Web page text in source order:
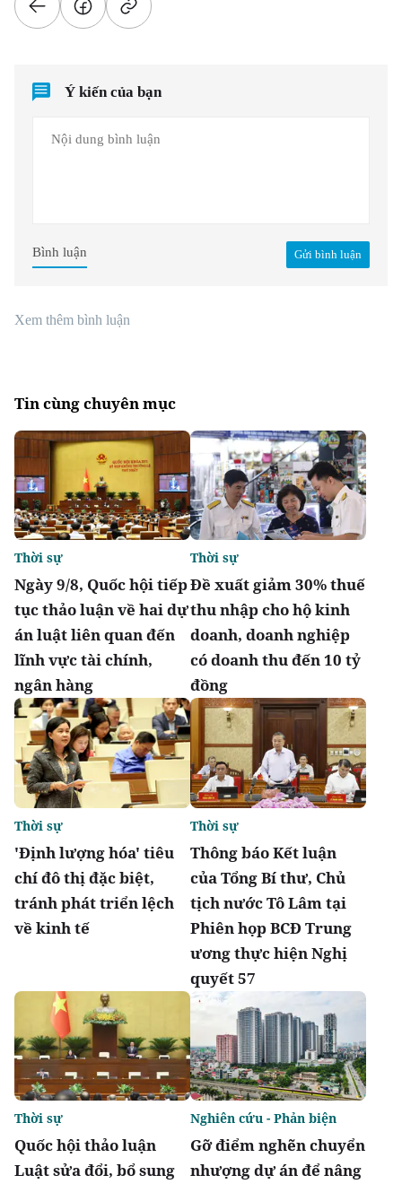
Ý kiến của bạn
Gửi bình luận
Bình luận
Xem thêm bình luận
Tin cùng chuyên mục
Ngày 9/8, Quốc hội tiếp
tục thảo luận về hai dự
án luật liên quan đến
lĩnh vực tài chính,
ngân hàng
Thời sự
Đề xuất giảm 30% thuế
thu nhập cho hộ kinh
doanh, doanh nghiệp
có doanh thu đến 10 tỷ
đồng
Thời sự
'Định lượng hóa' tiêu
chí đô thị đặc biệt,
tránh phát triển lệch
về kinh tế
Thời sự
Thông báo Kết luận
của Tổng Bí thư, Chủ
tịch nước Tô Lâm tại
Phiên họp BCĐ Trung
ương thực hiện Nghị
quyết 57
Thời sự
Quốc hội thảo luận
Luật sửa đổi, bổ sung
Thời sự
Gỡ điểm nghẽn chuyển
nhượng dự án để nâng
Nghiên cứu - Phản biện